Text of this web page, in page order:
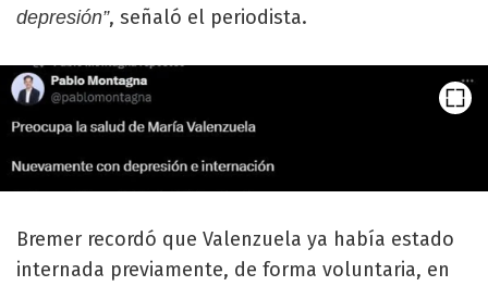
depresión”, señaló el periodista.
Bremer recordó que Valenzuela ya había estado
internada previamente, de forma voluntaria, en